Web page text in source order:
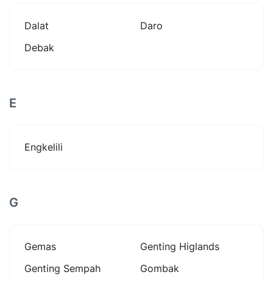
Dalat
Daro
Debak
E
Engkelili
G
Gemas
Genting Higlands
Genting Sempah
Gombak